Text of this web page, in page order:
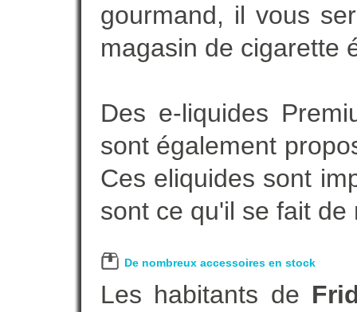
gourmand, il vous
magasin de cigarette
Des e-liquides
sont également
Ces eliquides sont
sont ce qu'il se fait
De nombreux accessoires en stock
Les habitants de